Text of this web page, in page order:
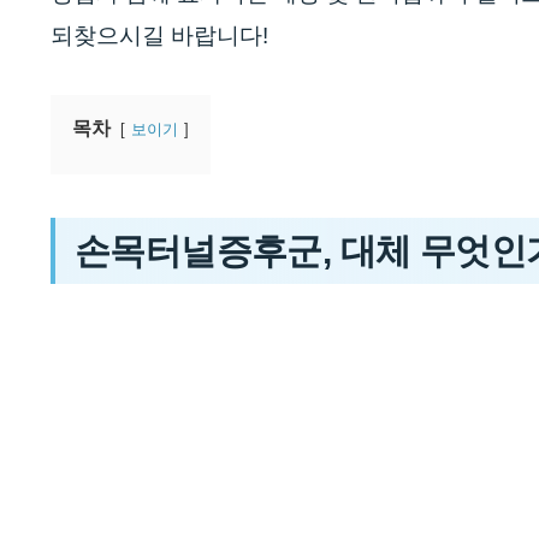
되찾으시길 바랍니다!
목차 보이기
손목터널증후군, 대체 무엇인